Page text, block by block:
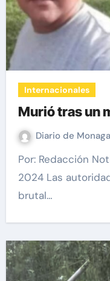
Internacionales
Murió tras un
Diario de
Por: Redacción Noticias al Dia y a la Hora 4 julio,
2024 Las
brutal…